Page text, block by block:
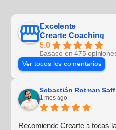
Excelente
Crearte Coaching
5.0
Basado en 475
Ver todos los comentarios
Sebastián Rotman
1 mes ago
Recomiendo Crearte a todas